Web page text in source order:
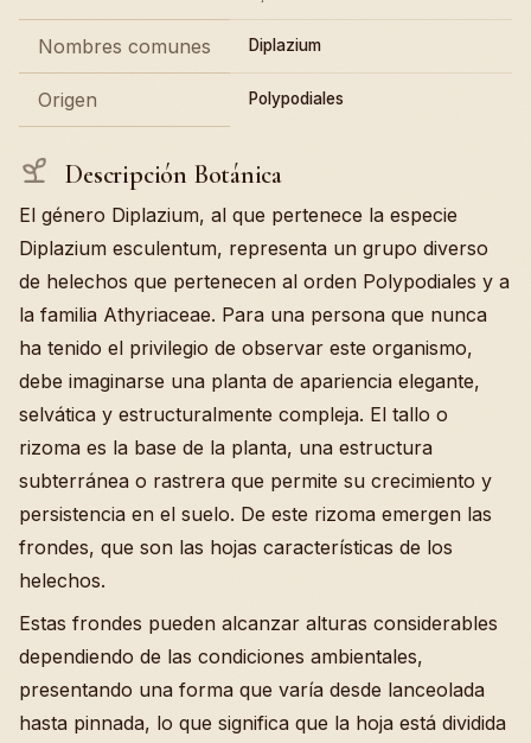
Nombres comunes Diplazium
Origen Polypodiales
Descripción Botánica
El género Diplazium, al que pertenece la especie
Diplazium esculentum, representa un grupo diverso
de helechos que pertenecen al orden Polypodiales y a
la familia Athyriaceae. Para una persona que nunca
ha tenido el privilegio de observar este organismo,
debe imaginarse una planta de apariencia elegante,
selvática y estructuralmente compleja. El tallo o
rizoma es la base de la planta, una estructura
subterránea o rastrera que permite su crecimiento y
persistencia en el suelo. De este rizoma emergen las
frondes, que son las hojas características de los
helechos.
Estas frondes pueden alcanzar alturas considerables
dependiendo de las condiciones ambientales,
presentando una forma que varía desde lanceolada
hasta pinnada, lo que significa que la hoja está dividida